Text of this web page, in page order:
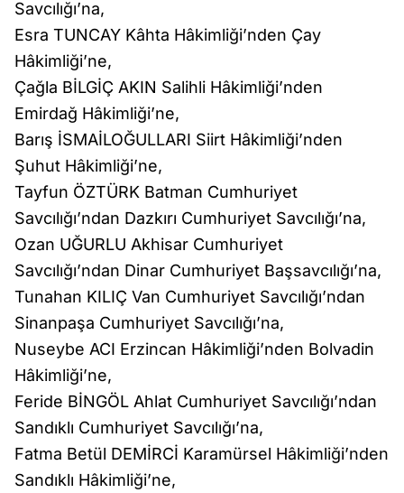
Savcılığı’na,
Esra TUNCAY Kâhta Hâkimliği’nden Çay
Hâkimliği’ne,
Çağla BİLGİÇ AKIN Salihli Hâkimliği’nden
Emirdağ Hâkimliği’ne,
Barış İSMAİLOĞULLARI Siirt Hâkimliği’nden
Şuhut Hâkimliği’ne,
Tayfun ÖZTÜRK Batman Cumhuriyet
Savcılığı’ndan Dazkırı Cumhuriyet Savcılığı’na,
Ozan UĞURLU Akhisar Cumhuriyet
Savcılığı’ndan Dinar Cumhuriyet Başsavcılığı’na,
Tunahan KILIÇ Van Cumhuriyet Savcılığı’ndan
Sinanpaşa Cumhuriyet Savcılığı’na,
Nuseybe ACI Erzincan Hâkimliği’nden Bolvadin
Hâkimliği’ne,
Feride BİNGÖL Ahlat Cumhuriyet Savcılığı’ndan
Sandıklı Cumhuriyet Savcılığı’na,
Fatma Betül DEMİRCİ Karamürsel Hâkimliği’nden
Sandıklı Hâkimliği’ne,